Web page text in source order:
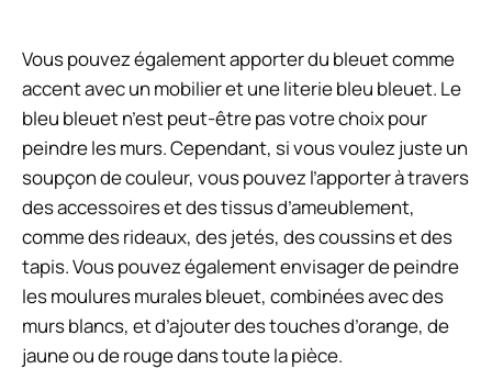
Vous pouvez également apporter du bleuet comme
accent avec un mobilier et une literie bleu bleuet. Le
bleu bleuet n’est peut-être pas votre choix pour
peindre les murs. Cependant, si vous voulez juste un
soupçon de couleur, vous pouvez l’apporter à travers
des accessoires et des tissus d’ameublement,
comme des rideaux, des jetés, des coussins et des
tapis. Vous pouvez également envisager de peindre
les moulures murales bleuet, combinées avec des
murs blancs, et d’ajouter des touches d’orange, de
jaune ou de rouge dans toute la pièce.